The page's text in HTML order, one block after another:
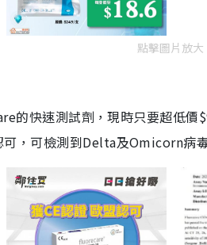
點擊圖片放大
的快速測試劑，現時只要超低
，可檢測到Delta及Omicorn病